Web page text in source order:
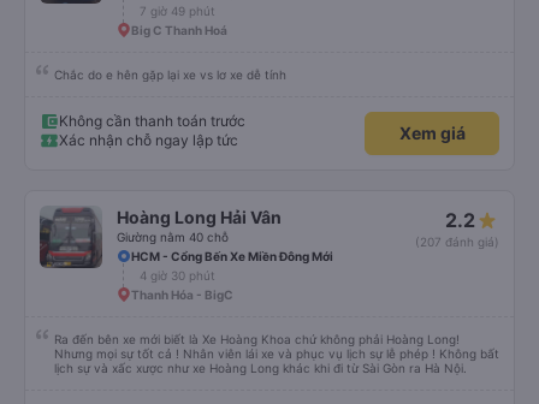
7 giờ 49 phút
Big C Thanh Hoá
Chắc do e hên gặp lại xe vs lơ xe dễ tính
Không cần thanh toán trước
Xác nhận chỗ ngay lập tức
Xem giá
Hoàng Long Hải Vân
Giường nằm 40 chỗ
2.2
(207 đánh giá)
HCM - Cổng Bến Xe Miền Đông Mới
4 giờ 30 phút
Thanh Hóa - BigC
Ra đến bên xe mới biết là Xe Hoàng Khoa chứ không phải Hoàng Long!
Nhưng mọi sự tốt cả ! Nhân viên lái xe và phục vụ lịch sự lễ phép ! Không bất
lịch sự và xấc xược như xe Hoàng Long khác khi đi từ Sài Gòn ra Hà Nội.